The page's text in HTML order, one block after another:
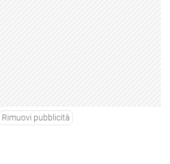
Rimuovi pubblicità